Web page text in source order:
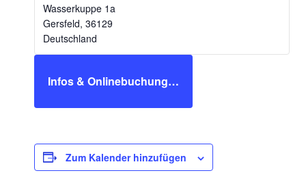
Wasserkuppe 1a
Gersfeld, 36129
Deutschland
Infos & Onlinebuchung…
Zum Kalender hinzufügen